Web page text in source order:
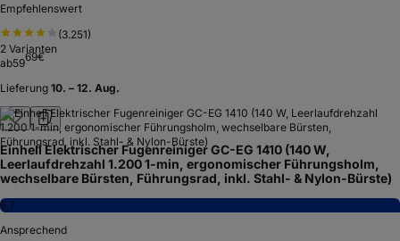
Empfehlenswert
(3.251)
2 Varianten
ab5969€
Lieferung 10. – 12. Aug.
Einhell Elektrischer Fugenreiniger GC-EG 1410 (140 W,
Leerlaufdrehzahl 1.200 1-min, ergonomischer Führungsholm,
wechselbare Bürsten, Führungsrad, inkl. Stahl- & Nylon-Bürste)
6,7
Ansprechend